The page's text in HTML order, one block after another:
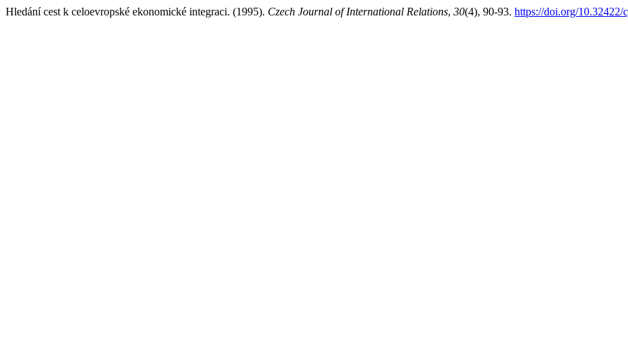
Hledání cest k celoevropské ekonomické integraci. (1995). Czech Journal of International Relations, 30(4), 90-93. https://doi.org/10.32422/